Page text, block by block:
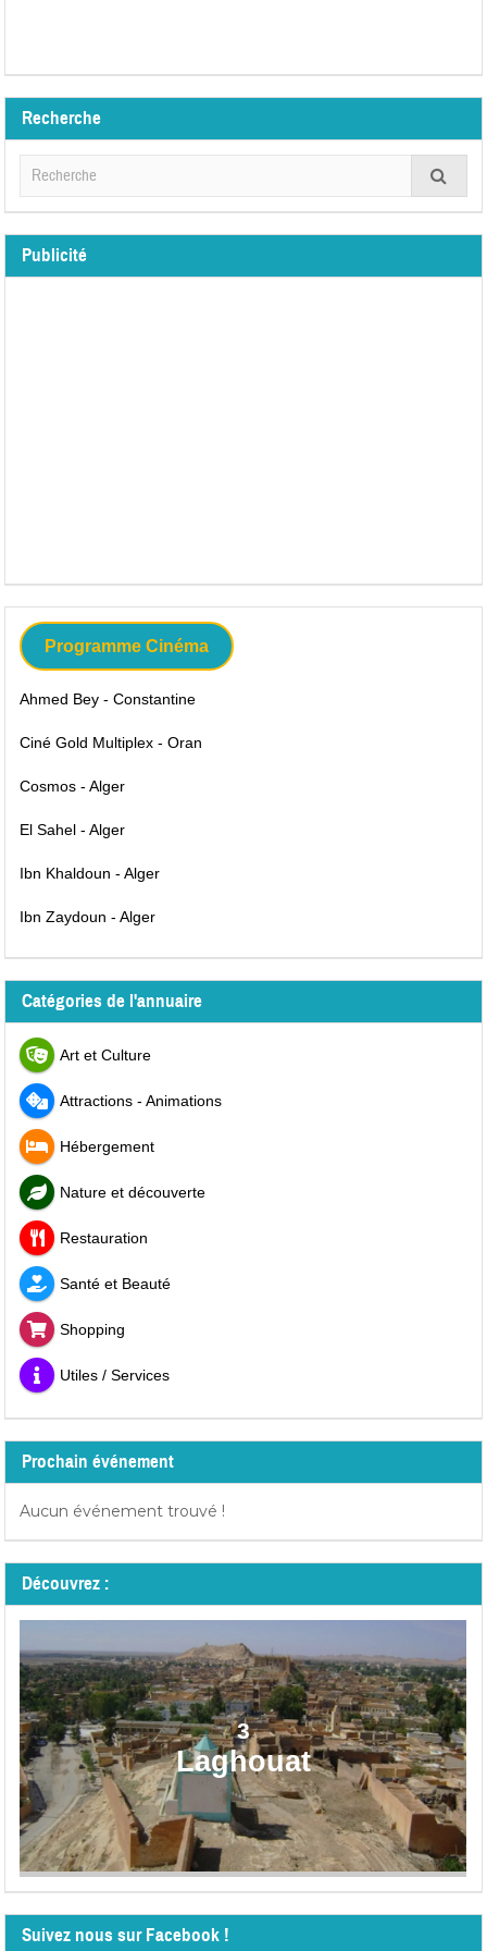
Recherche
Publicité
Programme Cinéma
Ahmed Bey - Constantine
Ciné Gold Multiplex - Oran
Cosmos - Alger
El Sahel - Alger
Ibn Khaldoun - Alger
Ibn Zaydoun - Alger
Catégories de l'annuaire
Art et Culture
Attractions - Animations
Hébergement
Nature et découverte
Restauration
Santé et Beauté
Shopping
Utiles / Services
Prochain événement
Aucun événement trouvé !
Découvrez :
3
Laghouat
Suivez nous sur Facebook !